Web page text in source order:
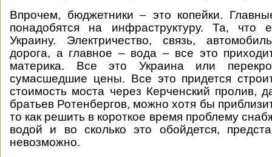
Впрочем, бюджетники – это копейки.
понадобятся на инфраструктуру. Та, что
Украину. Электричество, связь,
дорога, а главное – вода – все это
материка. Все это Украина или
сумасшедшие цены. Все это придется
стоимость моста через Керченский пролив,
братьев Ротенбергов, можно хотя бы
то как решить в короткое время проблему
водой и во сколько это обойдется,
невозможно.